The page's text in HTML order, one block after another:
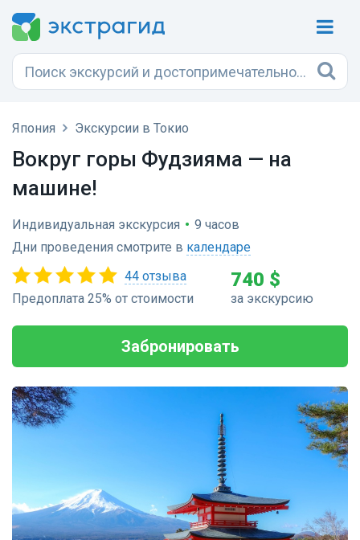
Япония Экскурсии в Токио
Вокруг горы Фудзияма — на
машине!
Индивидуальная экскурсия • 9 часов
Дни проведения смотрите в календаре
44 отзыва
Предоплата 25% от стоимости
740 $
за экскурсию
Забронировать